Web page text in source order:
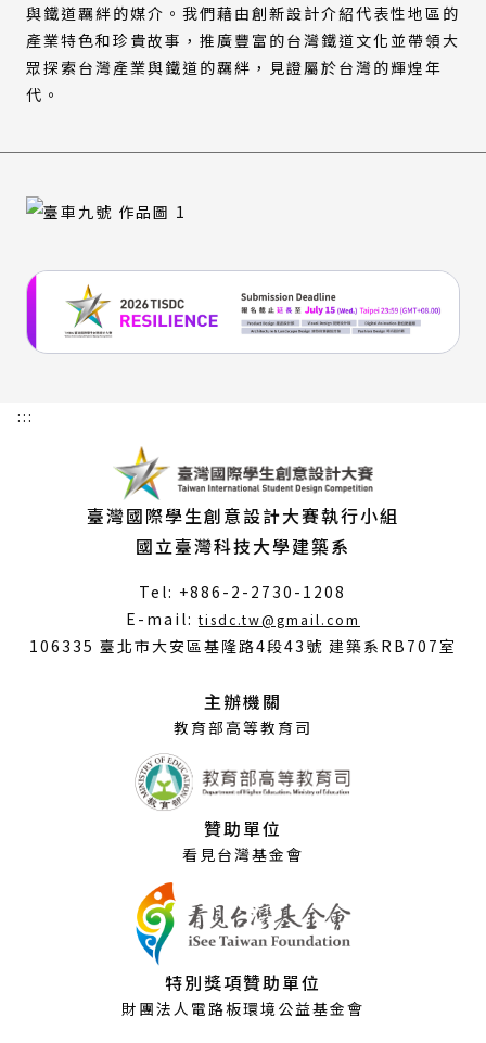
與鐵道羈絆的媒介。我們藉由創新設計介紹代表性地區的
產業特色和珍貴故事，推廣豐富的台灣鐵道文化並帶領大
眾探索台灣產業與鐵道的羈絆，見證屬於台灣的輝煌年
代。
:::
臺灣國際學生創意設計大賽執行小組
國立臺灣科技大學建築系
Tel: +886-2-2730-1208
E-mail:tisdc.tw@gmail.com
開
106335 臺北市大安區基隆路4段43號 建築系RB707室
主辦機關
教育部高等教育司
贊助單位
看見台灣基金會
特別獎項贊助單位
財團法人電路板環境公益基金會